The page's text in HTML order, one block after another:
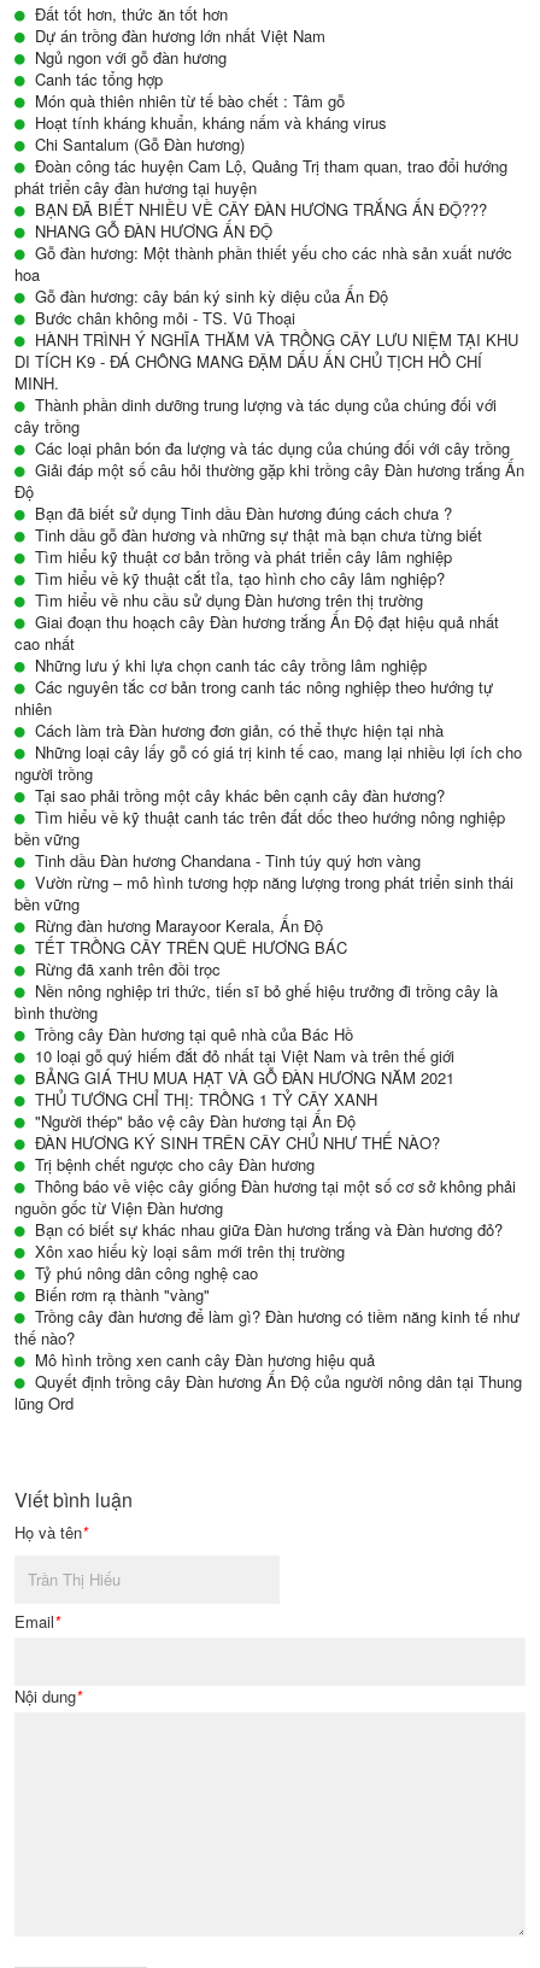
Đất tốt hơn, thức ăn tốt hơn
Dự án trồng đàn hương lớn nhất Việt Nam
Ngủ ngon với gỗ đàn hương
Canh tác tổng hợp
Món quà thiên nhiên từ tế bào chết : Tâm gỗ
Hoạt tính kháng khuẩn, kháng nấm và kháng virus
Chi Santalum (Gỗ Đàn hương)
Đoàn công tác huyện Cam Lộ, Quảng Trị tham quan, trao đổi hướng
phát triển cây đàn hương tại huyện
BẠN ĐÃ BIẾT NHIỀU VỀ CÂY ĐÀN HƯƠNG TRẮNG ẤN ĐỘ???
NHANG GỖ ĐÀN HƯƠNG ẤN ĐỘ
Gỗ đàn hương: Một thành phần thiết yếu cho các nhà sản xuất nước
hoa
Gỗ đàn hương: cây bán ký sinh kỳ diệu của Ấn Độ
Bước chân không mỏi - TS. Vũ Thoại
HÀNH TRÌNH Ý NGHĨA THĂM VÀ TRỒNG CÂY LƯU NIỆM TẠI KHU
DI TÍCH K9 - ĐÁ CHÔNG MANG ĐẬM DẤU ẤN CHỦ TỊCH HỒ CHÍ
MINH.
Thành phần dinh dưỡng trung lượng và tác dụng của chúng đối với
cây trồng
Các loại phân bón đa lượng và tác dụng của chúng đối với cây trồng
Giải đáp một số câu hỏi thường gặp khi trồng cây Đàn hương trắng Ấn
Độ
Bạn đã biết sử dụng Tinh dầu Đàn hương đúng cách chưa ?
Tinh dầu gỗ đàn hương và những sự thật mà bạn chưa từng biết
Tìm hiểu kỹ thuật cơ bản trồng và phát triển cây lâm nghiệp
Tìm hiểu về kỹ thuật cắt tỉa, tạo hình cho cây lâm nghiệp?
Tìm hiểu về nhu cầu sử dụng Đàn hương trên thị trường
Giai đoạn thu hoạch cây Đàn hương trắng Ấn Độ đạt hiệu quả nhất
cao nhất
Những lưu ý khi lựa chọn canh tác cây trồng lâm nghiệp
Các nguyên tắc cơ bản trong canh tác nông nghiệp theo hướng tự
nhiên
Cách làm trà Đàn hương đơn giản, có thể thực hiện tại nhà
Những loại cây lấy gỗ có giá trị kinh tế cao, mang lại nhiều lợi ích cho
người trồng
Tại sao phải trồng một cây khác bên cạnh cây đàn hương?
Tìm hiểu về kỹ thuật canh tác trên đất dốc theo hướng nông nghiệp
bền vững
Tinh dầu Đàn hương Chandana - Tinh túy quý hơn vàng
Vườn rừng – mô hình tương hợp năng lượng trong phát triển sinh thái
bền vững
Rừng đàn hương Marayoor Kerala, Ấn Độ
TẾT TRỒNG CÂY TRÊN QUÊ HƯƠNG BÁC
Rừng đã xanh trên đồi trọc
Nền nông nghiệp tri thức, tiến sĩ bỏ ghế hiệu trưởng đi trồng cây là
bình thường
Trồng cây Đàn hương tại quê nhà của Bác Hồ
10 loại gỗ quý hiếm đắt đỏ nhất tại Việt Nam và trên thế giới
BẢNG GIÁ THU MUA HẠT VÀ GỖ ĐÀN HƯƠNG NĂM 2021
THỦ TƯỚNG CHỈ THỊ: TRỒNG 1 TỶ CÂY XANH
"Người thép" bảo vệ cây Đàn hương tại Ấn Độ
ĐÀN HƯƠNG KÝ SINH TRÊN CÂY CHỦ NHƯ THẾ NÀO?
Trị bệnh chết ngược cho cây Đàn hương
Thông báo về việc cây giống Đàn hương tại một số cơ sở không phải
nguồn gốc từ Viện Đàn hương
Bạn có biết sự khác nhau giữa Đàn hương trắng và Đàn hương đỏ?
Xôn xao hiếu kỳ loại sâm mới trên thị trường
Tỷ phú nông dân công nghệ cao
Biến rơm rạ thành "vàng"
Trồng cây đàn hương để làm gì? Đàn hương có tiềm năng kinh tế như
thế nào?
Mô hình trồng xen canh cây Đàn hương hiệu quả
Quyết định trồng cây Đàn hương Ấn Độ của người nông dân tại Thung
lũng Ord
Viết bình luận
Họ và tên*
Email*
Nội dung*